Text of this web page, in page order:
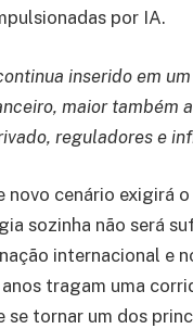
por IA.
inserido em
maior também
reguladores e
novo cenário exigirá
sozinha não será
internacional e
tragam uma
tornar um dos